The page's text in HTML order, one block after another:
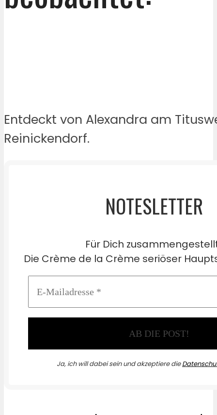
Entdeckt von Alexandra am
Reinickendorf.
NOTESLETTER
Für Dich
Die Crème de la Crème seriöser
Ja, ich will dabei sein und akzeptiere die